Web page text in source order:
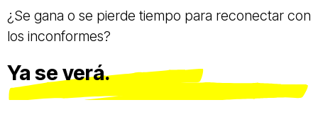
¿Se gana o se pierde tiempo para reconectar con
los inconformes?
Ya se verá.